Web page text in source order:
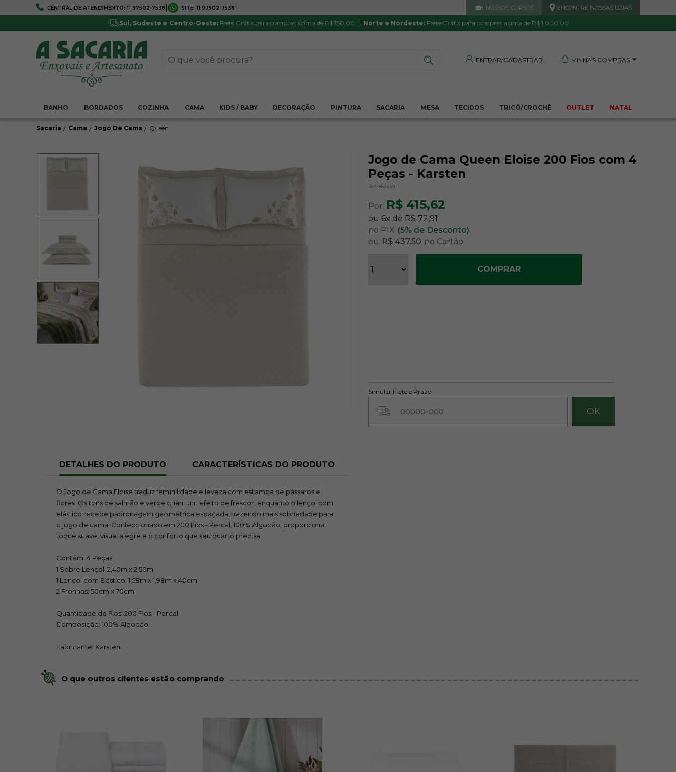
CENTRAL DE ATENDIMENTO: 11 97502-7538 SITE: 11 97502-7538 NOSSOS CURSOS ENCONTRE NOSSAS LOJAS
Sul, Sudeste e Centro-Oeste:Frete Grátis para compras acima de R$ 150,00 Norte e Nordeste:Frete Grátis para compras acima de R$ 1.000,00
ENTRAR/CADASTRAR MINHAS COMPRAS
BANHO BORDADOS COZINHA CAMA KIDS / BABY DECORAÇÃO PINTURA SACARIA MESA TECIDOS TRICÔ/CROCHÊ OUTLET NATAL
FRETE GRÁTIS 5% DE DESCONTO
Pagamentos via boleto ou PIX Parcela mínima R$ 20,00
PRODUTO DE QUALIDADE
Satisfação Garantida
TRANQUILIDADE E PROTEÇÃO
Sacaria Cama Jogo De Cama Queen
Jogo de Cama Queen Eloise 200 Fios com 4
Peças - Karsten
Ref: 862649
Por: R$ 415,62
ou 6x de R$ 72,91
no PIX (5% de Desconto)
ou R$ 437,50 no Cartão
COMPRAR
Simular Frete e Prazo
DETALHES DO PRODUTO CARACTERÍSTICAS DO PRODUTO
O Jogo de Cama Eloise traduz feminilidade e leveza com estampa de pássaros e
flores. Os tons de salmão e verde criam um efeito de frescor, enquanto o lençol com
elástico recebe padronagem geométrica espaçada, trazendo mais sobriedade para
o jogo de cama. Confeccionado em 200 Fios - Percal, 100% Algodão, proporciona
toque suave, visual alegre e o conforto que seu quarto precisa.
Contém: 4 Peças
1 Sobre Lençol: 2,40m x 2,50m
1 Lençol com Elástico: 1,58m x 1,98m x 40cm
2 Fronhas: 50cm x 70cm
Quantidade de Fios: 200 Fios - Percal
Composição: 100% Algodão
Fabricante: Karsten
O que outros clientes estão comprando